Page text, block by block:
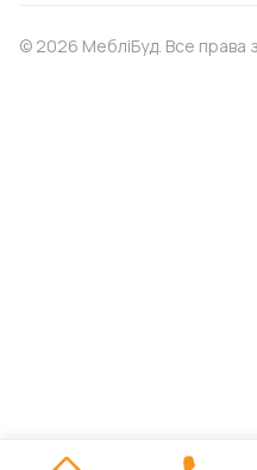
© 2026 МебліБуд. Все права